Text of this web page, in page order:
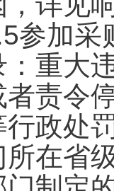
参加采
：重大
者责令
行政处
所在省